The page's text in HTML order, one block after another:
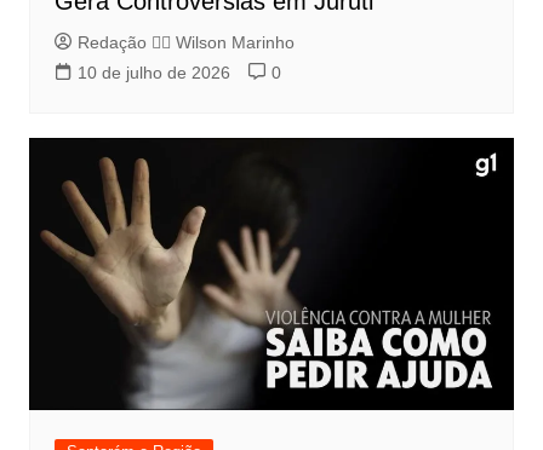
Redação 👨‍⚖️​ Wilson Marinho
10 de julho de 2026
0